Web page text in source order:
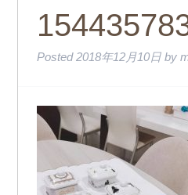
Posted2018年12月10日 by